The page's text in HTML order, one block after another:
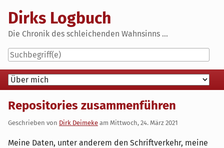
content
Dirks Logbuch
Die Chronik des schleichenden Wahnsinns ...
Navigation
Repositories zusammenführen
Geschrieben von Dirk Deimeke am Mittwoch, 24. März 2021
Meine Daten, unter anderem den Schriftverkehr, meine